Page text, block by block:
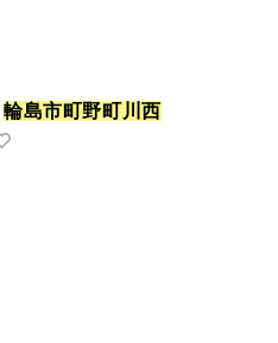
輪島市町野町川西